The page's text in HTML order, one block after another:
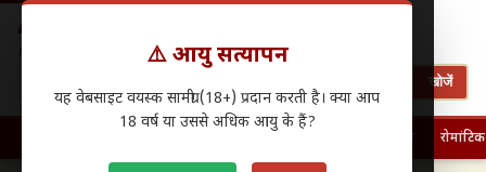
⚠️ आयु सत्यापन
यह वेबसाइट वयस्क सामग्री (18+) प्रदान करती है। क्या आप
18 वर्ष या उससे अधिक आयु के हैं?
Antarwasna.in
Hindi Sex Stories – हिंदी सेक्स कहानियाँ
खोजें
रोमांटिक